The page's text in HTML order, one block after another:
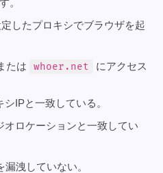
。
したプロキシでブラウザを起
たは whoer.net
にアクセス
IPと一致している。
オロケーションと一致してい
洩していない。